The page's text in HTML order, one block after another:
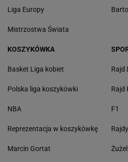
Liga Europy
Mistrzostwa Świata
KOSZYKÓWKA
Basket Liga kobiet
Polska liga koszykówki
NBA
Reprezentacja w koszykówkę
Marcin Gortat
Rajd
Rajd
F1
Żużel